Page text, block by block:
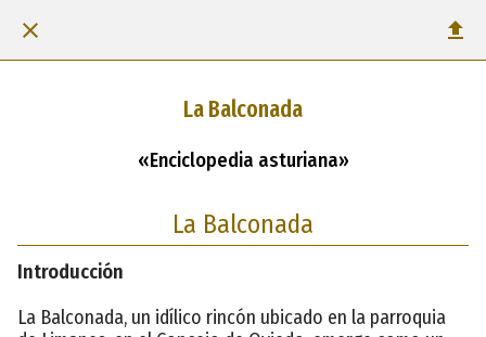
La Balconada
«Enciclopedia asturiana»
La Balconada
Introducción
La Balconada, un idílico rincón ubicado en la parroquia